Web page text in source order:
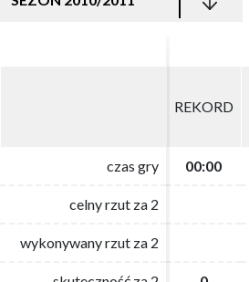
REKORD
czas gry 00:00
celny rzut za 2
wykonywany rzut za 2
REKORD
czas gry 00:00
celny rzut za 2
wykonywany rzut za 2